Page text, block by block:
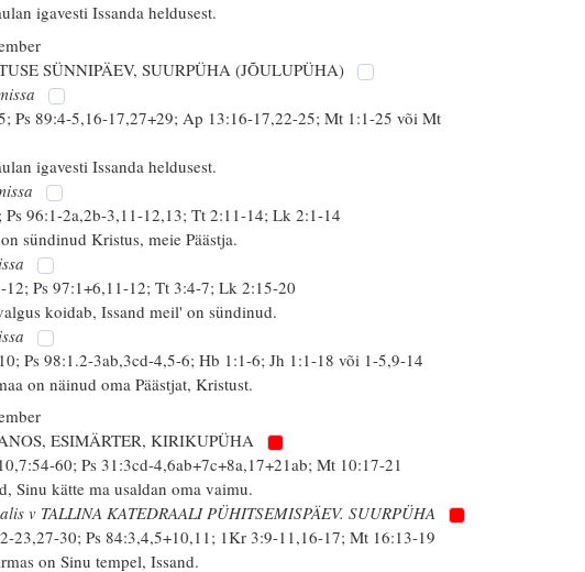
igavesti Issanda heldusest.
SÜNNIPÄEV, SUURPÜHA (JÕULUPÜHA)
Ps 89:4-5,16-17,27+29; Ap 13:16-17,22-25; Mt 1:1-25 või Mt
igavesti Issanda heldusest.
Ps 96:1-2a,2b-3,11-12,13; Tt 2:11-14; Lk 2:1-14
sündinud Kristus, meie Päästja.
12; Ps 97:1+6,11-12; Tt 3:4-7; Lk 2:15-20
koidab, Issand meil' on sündinud.
Ps 98:1.2-3ab,3cd-4,5-6; Hb 1:1-6; Jh 1:1-18 või 1-5,9-14
on näinud oma Päästjat, Kristust.
ESIMÄRTER, KIRIKUPÜHA
60; Ps 31:3cd-4,6ab+7c+8a,17+21ab; Mt 10:17-21
Sinu kätte ma usaldan oma vaimu.
v TALLINA KATEDRAALI PÜHITSEMISPÄEV. SUURPÜHA
23,27-30; Ps 84:3,4,5+10,11; 1Kr 3:9-11,16-17; Mt 16:13-19
on Sinu tempel, Issand.